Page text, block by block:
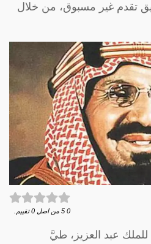
تقدم غير مسبوق، من خلال
0
5 من اصل 0 تقييم.
للملك عبد العزيز، طيَّ